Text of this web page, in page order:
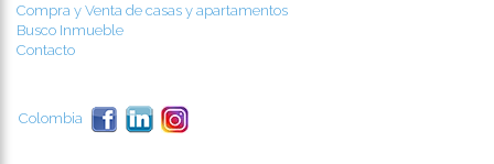
Compra y Venta de casas y apartamentos
Busco Inmueble
Contacto
Colombia